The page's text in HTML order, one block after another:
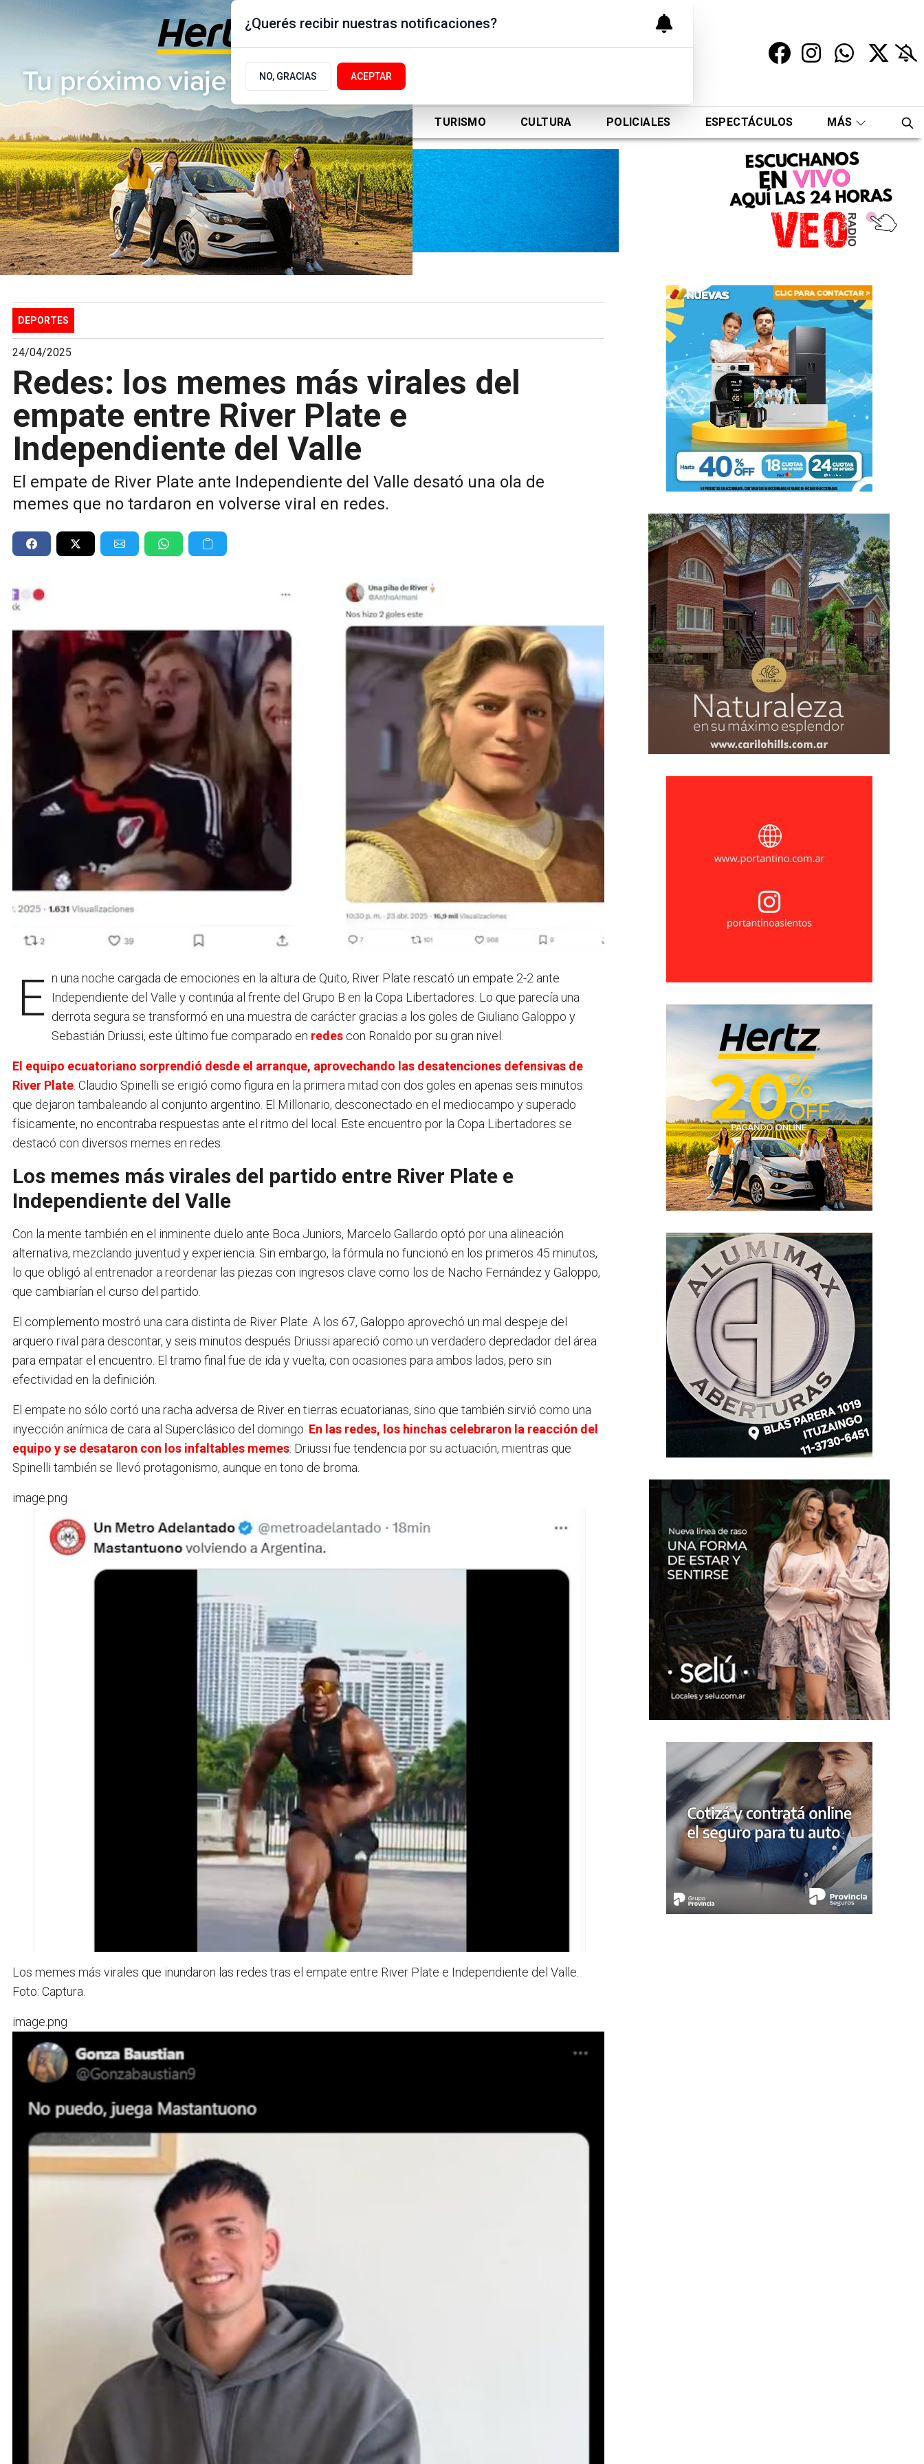
Sábado 8 de Agosto
de 2026
17.9ºc | Buenos Aires, AR
ACTUALIDAD POLÍTICA DEPORTES TURISMO CULTURA POLICIALES ESPECTÁCULOS MÁS
DEPORTES
24/04/2025
Redes: los memes más virales del
empate entre River Plate e
Independiente del Valle
El empate de River Plate ante Independiente del Valle desató una ola de
memes que no tardaron en volverse viral en redes.
En una noche cargada de emociones en la altura de Quito, River Plate rescató un empate 2-2 ante Independiente del Valle y continúa al frente del Grupo B en la Copa Libertadores. Lo que parecía una
derrota segura se transformó en una muestra de carácter gracias a los goles de Giuliano Galoppo y
Sebastián Driussi, este último fue comparado en redes con Ronaldo por su gran nivel.
El equipo ecuatoriano sorprendió desde el arranque, aprovechando las desatenciones defensivas de
River Plate . Claudio Spinelli se erigió como figura en la primera mitad con dos goles en apenas seis minutos
que dejaron tambaleando al conjunto argentino. El Millonario, desconectado en el mediocampo y superado
físicamente, no encontraba respuestas ante el ritmo del local. Este encuentro por la Copa Libertadores se
destacó con diversos memes en redes.
Los memes más virales del partido entre River Plate e
Independiente del Valle
Con la mente también en el inminente duelo ante Boca Juniors, Marcelo Gallardo optó por una alineación
alternativa, mezclando juventud y experiencia. Sin embargo, la fórmula no funcionó en los primeros 45 minutos,
lo que obligó al entrenador a reordenar las piezas con ingresos clave como los de Nacho Fernández y Galoppo,
que cambiarían el curso del partido.
El complemento mostró una cara distinta de River Plate. A los 67, Galoppo aprovechó un mal despeje del
arquero rival para descontar, y seis minutos después Driussi apareció como un verdadero depredador del área
para empatar el encuentro. El tramo final fue de ida y vuelta, con ocasiones para ambos lados, pero sin
efectividad en la definición.
El empate no sólo cortó una racha adversa de River en tierras ecuatorianas, sino que también sirvió como una
inyección anímica de cara al Superclásico del domingo. En las redes, los hinchas celebraron la reacción del
equipo y se desataron con los infaltables memes: Driussi fue tendencia por su actuación, mientras que
Spinelli también se llevó protagonismo, aunque en tono de broma.
image.png
Los memes más virales que inundaron las redes tras el empate entre River Plate e Independiente del Valle.
Foto: Captura.
image.png
¿Querés recibir nuestras notificaciones?
NO, GRACIAS ACEPTAR